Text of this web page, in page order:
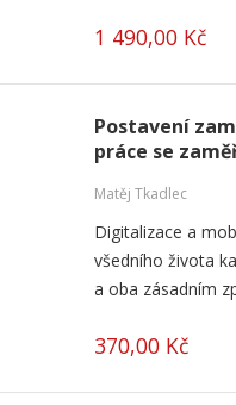
1 490,00 Kč
Postavení
práce se
Matěj Tkadlec
Digitalizace a
všedního života
a oba zásadním
370,00 Kč